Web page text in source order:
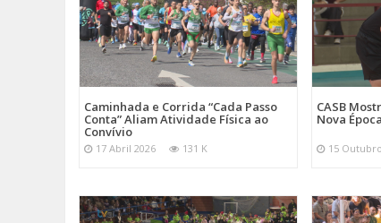
Caminhada e Corrida “Cada Passo
Conta” Aliam Atividade Física ao
Convívio
17 Abril 2026 131 K
CASB
Nova Época
15